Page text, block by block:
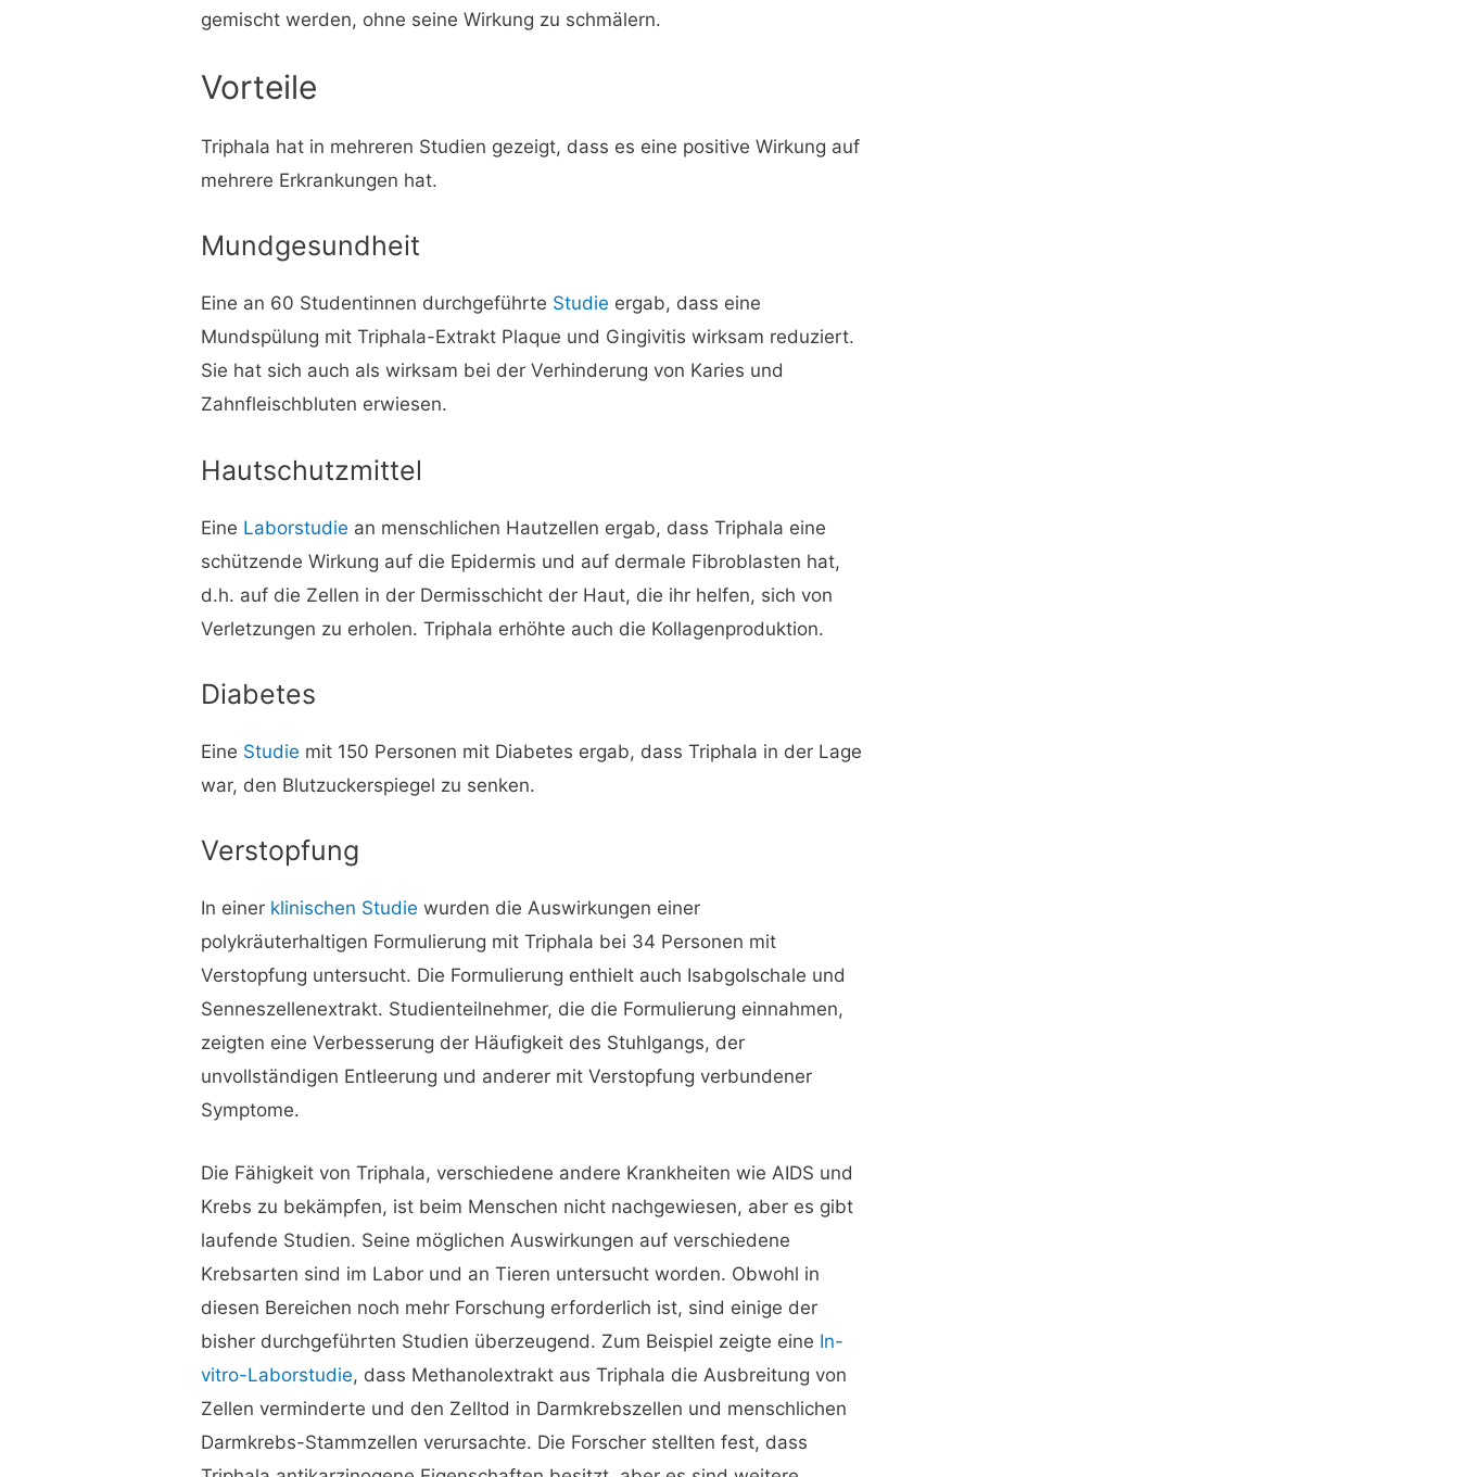
gemischt werden, ohne seine Wirkung zu schmälern.
Vorteile
Triphala hat in mehreren Studien gezeigt, dass es eine positive Wirkung auf
mehrere Erkrankungen hat.
Mundgesundheit
Eine an 60 Studentinnen durchgeführte Studie ergab, dass eine
Mundspülung mit Triphala-Extrakt Plaque und Gingivitis wirksam reduziert.
Sie hat sich auch als wirksam bei der Verhinderung von Karies und
Zahnfleischbluten erwiesen.
Hautschutzmittel
Eine Laborstudie an menschlichen Hautzellen ergab, dass Triphala eine
schützende Wirkung auf die Epidermis und auf dermale Fibroblasten hat,
d.h. auf die Zellen in der Dermisschicht der Haut, die ihr helfen, sich von
Verletzungen zu erholen. Triphala erhöhte auch die Kollagenproduktion.
Diabetes
Eine Studie mit 150 Personen mit Diabetes ergab, dass Triphala in der Lage
war, den Blutzuckerspiegel zu senken.
Verstopfung
In einer klinischen Studie wurden die Auswirkungen einer
polykräuterhaltigen Formulierung mit Triphala bei 34 Personen mit
Verstopfung untersucht. Die Formulierung enthielt auch Isabgolschale und
Senneszellenextrakt. Studienteilnehmer, die die Formulierung einnahmen,
zeigten eine Verbesserung der Häufigkeit des Stuhlgangs, der
unvollständigen Entleerung und anderer mit Verstopfung verbundener
Symptome.
Die Fähigkeit von Triphala, verschiedene andere Krankheiten wie AIDS und
Krebs zu bekämpfen, ist beim Menschen nicht nachgewiesen, aber es gibt
laufende Studien. Seine möglichen Auswirkungen auf verschiedene
Krebsarten sind im Labor und an Tieren untersucht worden. Obwohl in
diesen Bereichen noch mehr Forschung erforderlich ist, sind einige der
bisher durchgeführten Studien überzeugend. Zum Beispiel zeigte eine In-
vitro-Laborstudie, dass Methanolextrakt aus Triphala die Ausbreitung von
Zellen verminderte und den Zelltod in Darmkrebszellen und menschlichen
Darmkrebs-Stammzellen verursachte. Die Forscher stellten fest, dass